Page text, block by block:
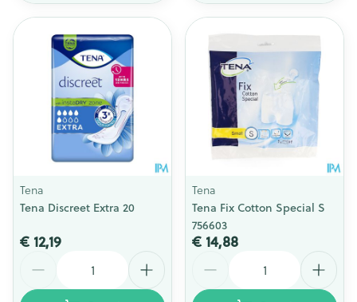
Tena
Tena Discreet Extra 20
€ 12,19
Tena
Tena Fix Cotton Special S
756603
€ 14,88